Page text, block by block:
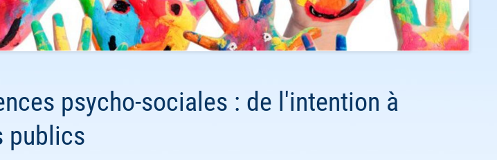
psycho-sociales : de l'intention à
publics